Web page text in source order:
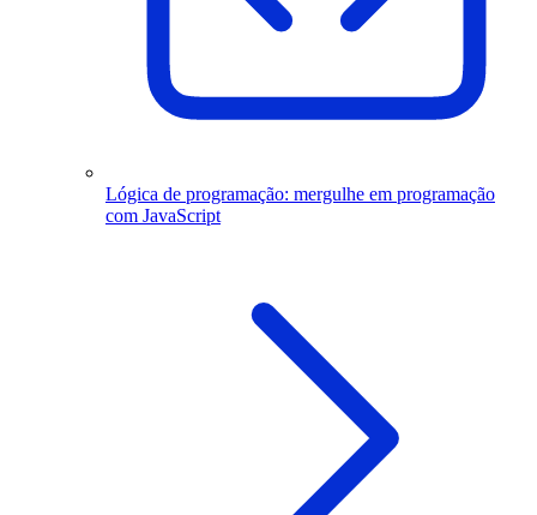
Lógica de programação: mergulhe em programação
com JavaScript